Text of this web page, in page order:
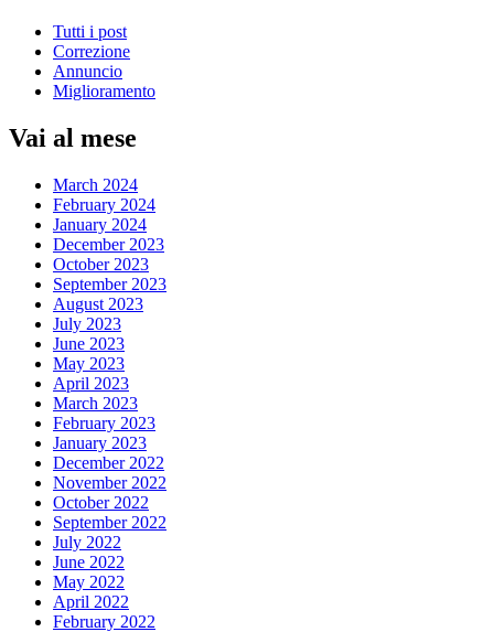
Tutti i post
Correzione
Annuncio
Miglioramento
Vai al mese
March 2024
February 2024
January 2024
December 2023
October 2023
September 2023
August 2023
July 2023
June 2023
May 2023
April 2023
March 2023
February 2023
January 2023
December 2022
November 2022
October 2022
September 2022
July 2022
June 2022
May 2022
April 2022
February 2022